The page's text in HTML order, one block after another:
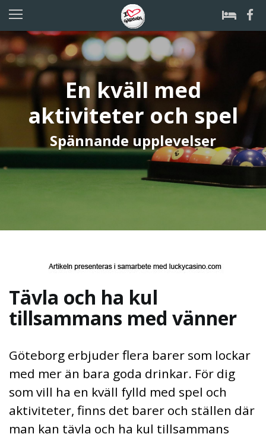
En kväll med
aktiviteter och spel
Spännande upplevelser
Tävla och ha kul
tillsammans med vänner
Göteborg erbjuder flera barer som lockar
med mer än bara goda drinkar. För dig
som vill ha en kväll fylld med spel och
aktiviteter, finns det barer och ställen där
man kan tävla och ha kul tillsammans